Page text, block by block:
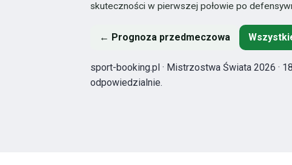
skuteczności w pierwszej połowie po
← Prognoza przedmeczowa
sport-booking.pl · Mistrzostwa Świata 2026 ·
odpowiedzialnie.